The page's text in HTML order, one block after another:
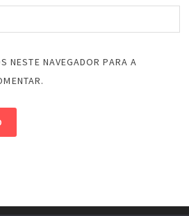
NESTE NAVEGADOR PARA A